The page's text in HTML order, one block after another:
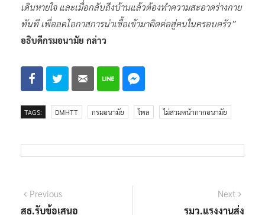
เดินหายใจ และเมื่อกลับถึงบ้านแล้วต้องทำความสะอาดร่างกาย
ทันที เพื่อลดโอกาสการนำเชื้อเข้ามาติดต่อสู่คนในครอบครัว”
อธิบดีกรมอนามัย กล่าว
TAGS: DMHTT กรมอนามัย โพล ไม่สวมหน้ากากอนามัย
แนะแนว
PreviousPrevious
post:
สธ.รับข้อเสนอ
Next
รมว.แรงงานส่ง